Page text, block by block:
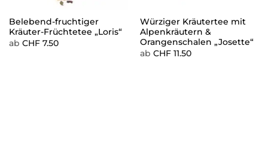
Belebend-fruchtiger
Kräuter-Früchtetee „Loris“
ab CHF7.50
Würziger Kräutertee mit
Alpenkräutern &
Orangenschalen „Josette“
ab CHF11.50